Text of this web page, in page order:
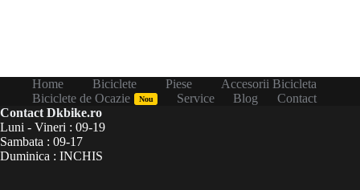
Home Biciclete Piese
Accesorii Bicicleta
Biciclete de Ocazie
Nou Service Blog
Contact
Contact Dkbike.ro
Luni - Vineri : 09-19
Sambata : 09-17
Duminica : INCHIS